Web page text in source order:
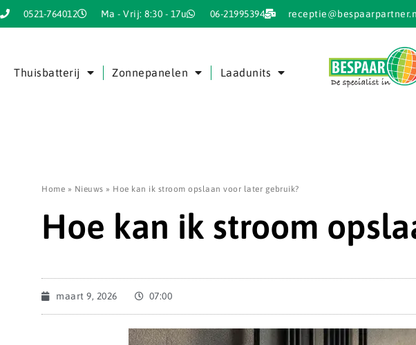
0521-764012 Ma - Vrij: 8:30 - 17u 06-21995394
Thuisbatterij Zonnepanelen Laadunits
Home » Nieuws » Hoe kan ik stroom opslaan voor later gebruik?
Hoe kan ik stroom
maart 9, 2026 07:00